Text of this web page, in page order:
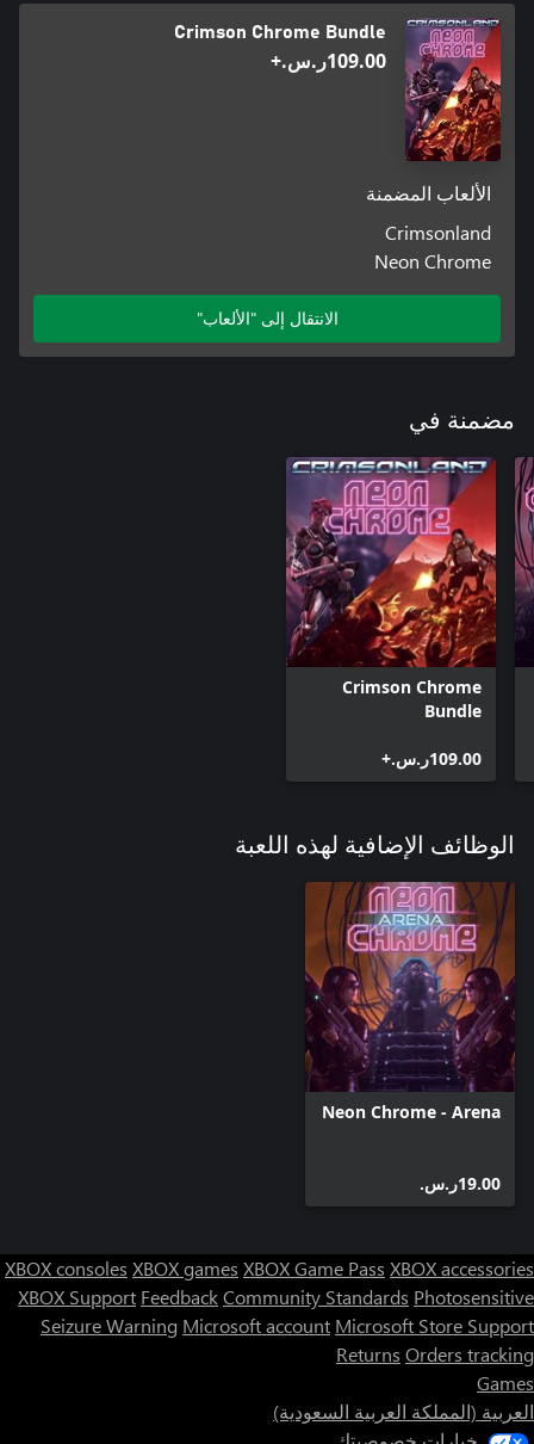
Crimson Chrome Bundle
‪ر.س.‏‎109.00‬+
الألعاب المضمنة
Crimsonland
Neon Chrome
الانتقال إلى "الألعاب"
مضمنة في
Crimson Chrome
Bundle
‪ر.س.‏‎109.00‬+
الوظائف الإضافية لهذه اللعبة
Neon Chrome - Arena
‪ر.س.‏‎19.00‬
XBOX consoles XBOX games XBOX Game Pass XBOX accessories
XBOX Support FeedbackCommunity Standards Photosensitive
Seizure Warning Microsoft account Microsoft Store Support
Returns Orders tracking
Games
العربية (المملكة العربية السعودية)